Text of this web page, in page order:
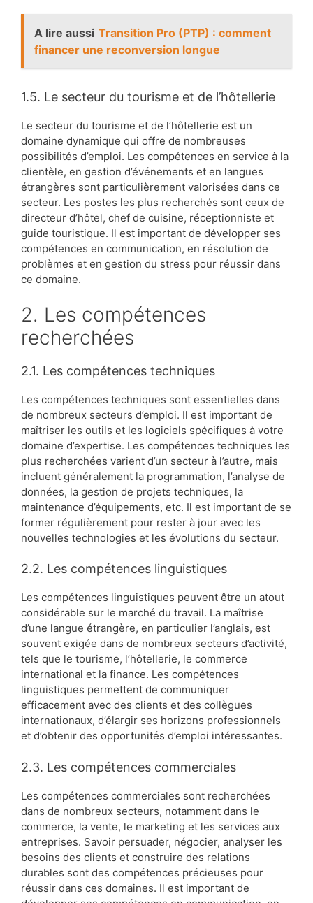
A lire aussi Transition Pro (PTP) : comment
financer une reconversion longue
1.5. Le secteur du tourisme et de l’hôtellerie
Le secteur du tourisme et de l’hôtellerie est un
domaine dynamique qui offre de nombreuses
possibilités d’emploi. Les compétences en service à la
clientèle, en gestion d’événements et en langues
étrangères sont particulièrement valorisées dans ce
secteur. Les postes les plus recherchés sont ceux de
directeur d’hôtel, chef de cuisine, réceptionniste et
guide touristique. Il est important de développer ses
compétences en communication, en résolution de
problèmes et en gestion du stress pour réussir dans
ce domaine.
2. Les compétences
recherchées
2.1. Les compétences techniques
Les compétences techniques sont essentielles dans
de nombreux secteurs d’emploi. Il est important de
maîtriser les outils et les logiciels spécifiques à votre
domaine d’expertise. Les compétences techniques les
plus recherchées varient d’un secteur à l’autre, mais
incluent généralement la programmation, l’analyse de
données, la gestion de projets techniques, la
maintenance d’équipements, etc. Il est important de se
former régulièrement pour rester à jour avec les
nouvelles technologies et les évolutions du secteur.
2.2. Les compétences linguistiques
Les compétences linguistiques peuvent être un atout
considérable sur le marché du travail. La maîtrise
d’une langue étrangère, en particulier l’anglais, est
souvent exigée dans de nombreux secteurs d’activité,
tels que le tourisme, l’hôtellerie, le commerce
international et la finance. Les compétences
linguistiques permettent de communiquer
efficacement avec des clients et des collègues
internationaux, d’élargir ses horizons professionnels
et d’obtenir des opportunités d’emploi intéressantes.
2.3. Les compétences commerciales
Les compétences commerciales sont recherchées
dans de nombreux secteurs, notamment dans le
commerce, la vente, le marketing et les services aux
entreprises. Savoir persuader, négocier, analyser les
besoins des clients et construire des relations
durables sont des compétences précieuses pour
réussir dans ces domaines. Il est important de